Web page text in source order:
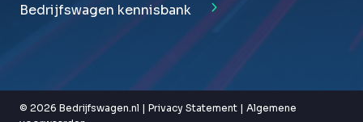
Bedrijfswagen kennisbank
© 2026 Bedrijfswagen.nl | Privacy Statement | Algemene